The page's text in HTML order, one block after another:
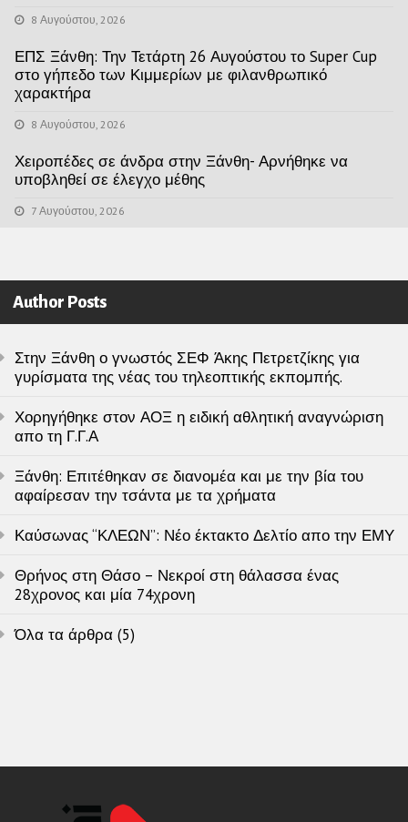
8 Αυγούστου, 2026
ΕΠΣ Ξάνθη: Την Τετάρτη 26 Αυγούστου το Super Cup
στο γήπεδο των Κιμμερίων με φιλανθρωπικό
χαρακτήρα
8 Αυγούστου, 2026
Χειροπέδες σε άνδρα στην Ξάνθη- Αρνήθηκε να
υποβληθεί σε έλεγχο μέθης
7 Αυγούστου, 2026
Author Posts
Στην Ξάνθη ο γνωστός ΣΕΦ Άκης Πετρετζίκης για
γυρίσματα της νέας του τηλεοπτικής εκπομπής.
Χορηγήθηκε στον ΑΟΞ η ειδική αθλητική αναγνώριση
απο τη Γ.Γ.Α
Ξάνθη: Επιτέθηκαν σε διανομέα και με την βία του
αφαίρεσαν την τσάντα με τα χρήματα
Καύσωνας “ΚΛΕΩΝ”: Νέο έκτακτο Δελτίο απο την ΕΜΥ
Θρήνος στη Θάσο – Νεκροί στη θάλασσα ένας
28χρονος και μία 74χρονη
Όλα τα άρθρα (5)